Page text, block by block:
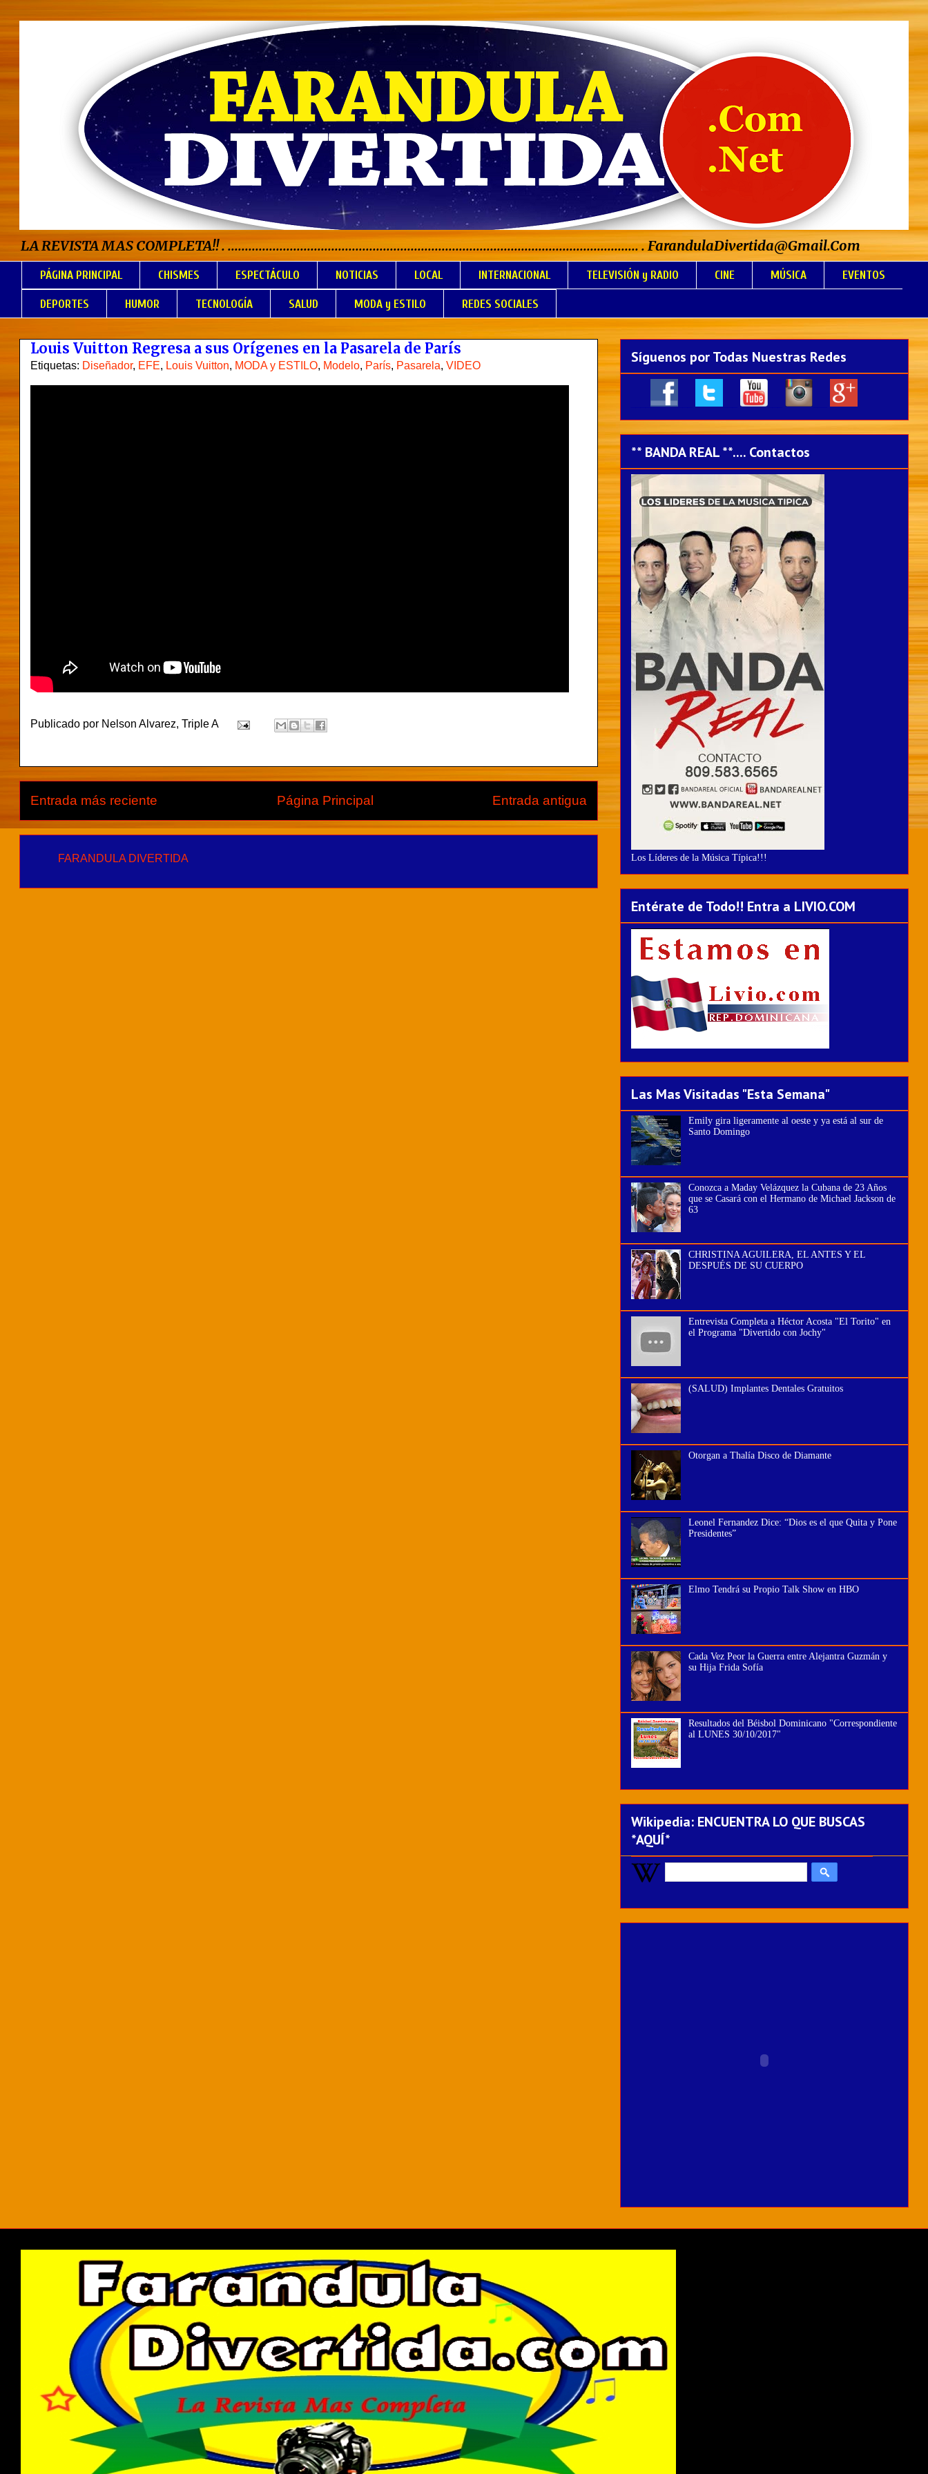
LA REVISTA MAS COMPLETA!! . ....................................................................................................................... . FarandulaDivertida@Gmail.Com
PÁGINA PRINCIPAL CHISMES ESPECTÁCULO NOTICIAS LOCAL INTERNACIONAL TELEVISIÓN y RADIO CINE MÚSICA EVENTOS
DEPORTES HUMOR TECNOLOGÍA SALUD MODA y ESTILO REDES SOCIALES
Louis Vuitton Regresa a sus Orígenes en la Pasarela de París
Etiquetas: Diseñador, EFE, Louis Vuitton, MODA y ESTILO, Modelo, París, Pasarela, VIDEO
Publicado por Nelson Alvarez, Triple A
Entrada más reciente Entrada antigua
Página Principal
FARANDULA DIVERTIDA
Síguenos por Todas Nuestras Redes
** BANDA REAL **.... Contactos
Los Líderes de la Música Típica!!!
Entérate de Todo!! Entra a LIVIO.COM
Las Mas Visitadas "Esta Semana"
Emily gira ligeramente al oeste y ya está al sur de
Santo Domingo
Conozca a Maday Velázquez la Cubana de 23 Años
que se Casará con el Hermano de Michael Jackson de
63
CHRISTINA AGUILERA, EL ANTES Y EL
DESPUÉS DE SU CUERPO
Entrevista Completa a Héctor Acosta "El Torito" en
el Programa "Divertido con Jochy"
(SALUD) Implantes Dentales Gratuitos
Otorgan a Thalía Disco de Diamante
Leonel Fernandez Dice: “Dios es el que Quita y Pone
Presidentes”
Elmo Tendrá su Propio Talk Show en HBO
Cada Vez Peor la Guerra entre Alejantra Guzmán y
su Hija Frida Sofía
Resultados del Béisbol Dominicano "Correspondiente
al LUNES 30/10/2017"
Wikipedia: ENCUENTRA LO QUE BUSCAS
*AQUÍ*